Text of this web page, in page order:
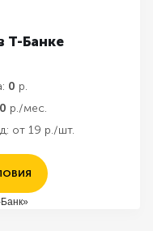
Т-Банке
0 р.
0 р./мес.
от 19 р./шт.